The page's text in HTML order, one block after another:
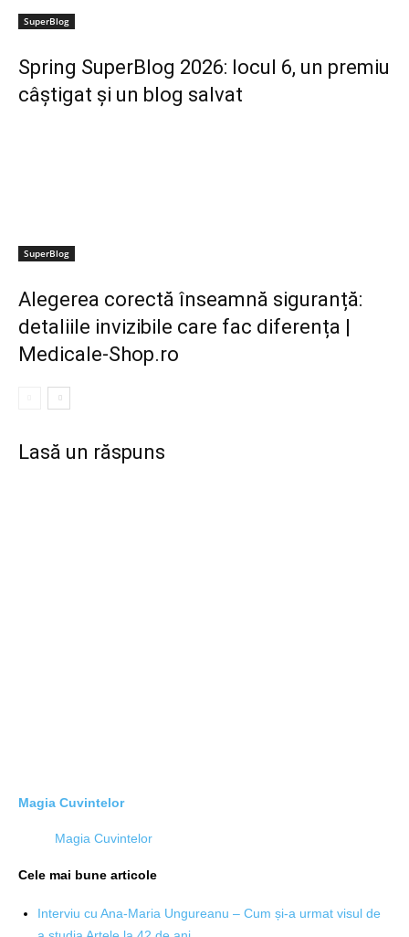
SuperBlog
Spring SuperBlog 2026: locul 6, un premiu
câștigat și un blog salvat
SuperBlog
Alegerea corectă înseamnă siguranță:
detaliile invizibile care fac diferența |
Medicale-Shop.ro
Lasă un răspuns
Magia Cuvintelor
Magia Cuvintelor
Cele mai bune articole
Interviu cu Ana-Maria Ungureanu – Cum și-a urmat visul de